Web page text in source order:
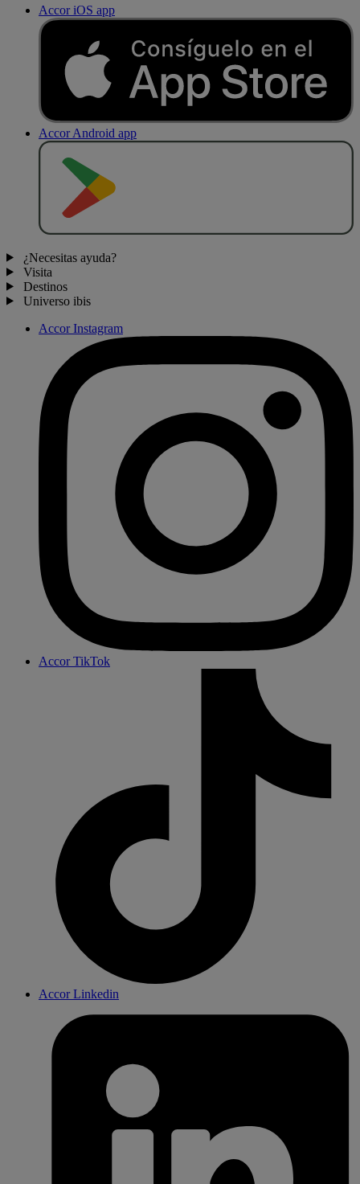
Accor iOS app
Accor Android app
¿Necesitas ayuda?
Visita
Destinos
Universo ibis
Accor Instagram
Accor TikTok
Accor Linkedin